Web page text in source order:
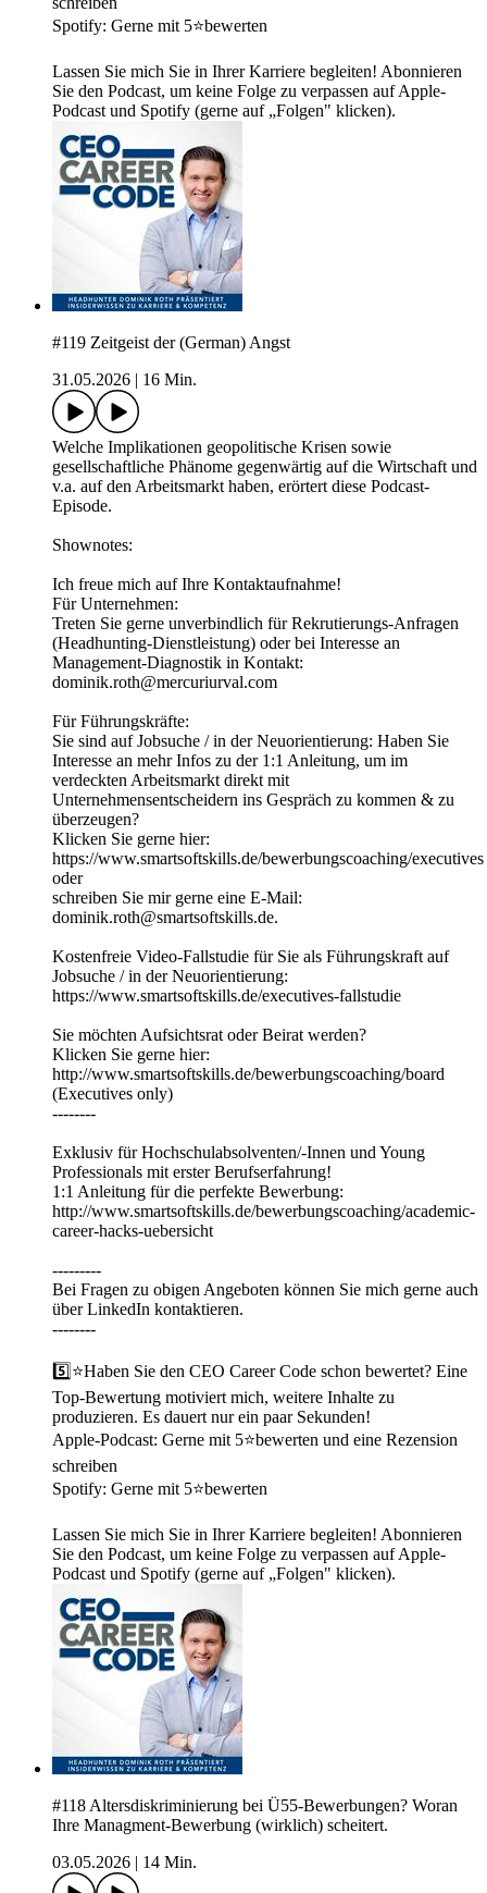
Spotify: Gerne mit 5⭐bewerten
Lassen Sie mich Sie in Ihrer Karriere begleiten! Abonnieren
Sie den Podcast, um keine Folge zu verpassen auf Apple-
Podcast und Spotify (gerne auf „Folgen" klicken).
#119 Zeitgeist der (German) Angst
31.05.2026
16 Min.
Welche Implikationen geopolitische Krisen sowie
gesellschaftliche Phänome gegenwärtig auf die Wirtschaft und
v.a. auf den Arbeitsmarkt haben, erörtert diese Podcast-
Episode.
Shownotes:
Ich freue mich auf Ihre Kontaktaufnahme!
Für Unternehmen:
Treten Sie gerne unverbindlich für Rekrutierungs-Anfragen
(Headhunting-Dienstleistung) oder bei Interesse an
Management-Diagnostik in Kontakt:
dominik.roth@mercuriurval.com
Für Führungskräfte:
Sie sind auf Jobsuche / in der Neuorientierung: Haben Sie
Interesse an mehr Infos zu der 1:1 Anleitung, um im
verdeckten Arbeitsmarkt direkt mit
Unternehmensentscheidern ins Gespräch zu kommen & zu
überzeugen?
Klicken Sie gerne hier:
https://www.smartsoftskills.de/bewerbungscoaching/executives
oder
schreiben Sie mir gerne eine E-Mail:
dominik.roth@smartsoftskills.de.
Kostenfreie Video-Fallstudie für Sie als Führungskraft auf
Jobsuche / in der Neuorientierung:
https://www.smartsoftskills.de/executives-fallstudie
Sie möchten Aufsichtsrat oder Beirat werden?
Klicken Sie gerne hier:
http://www.smartsoftskills.de/bewerbungscoaching/board
(Executives only)
--------
Exklusiv für Hochschulabsolventen/-Innen und Young
Professionals mit erster Berufserfahrung!
1:1 Anleitung für die perfekte Bewerbung:
http://www.smartsoftskills.de/bewerbungscoaching/academic-
career-hacks-uebersicht
---------
Bei Fragen zu obigen Angeboten können Sie mich gerne auch
über LinkedIn kontaktieren.
--------
5️⃣⭐Haben Sie den CEO Career Code schon bewertet? Eine
Top-Bewertung motiviert mich, weitere Inhalte zu
produzieren. Es dauert nur ein paar Sekunden!
Apple-Podcast: Gerne mit 5⭐bewerten und eine Rezension
schreiben
Spotify: Gerne mit 5⭐bewerten
Lassen Sie mich Sie in Ihrer Karriere begleiten! Abonnieren
Sie den Podcast, um keine Folge zu verpassen auf Apple-
Podcast und Spotify (gerne auf „Folgen" klicken).
#118 Altersdiskriminierung bei Ü55-Bewerbungen? Woran
Ihre Managment-Bewerbung (wirklich) scheitert.
03.05.2026
14 Min.